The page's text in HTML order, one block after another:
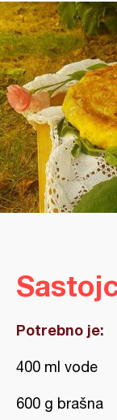
Potrebno je:
400 ml vode
600 g brašna